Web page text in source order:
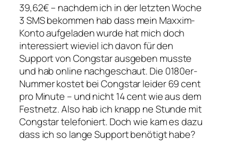
39,62€ – nachdem ich in der letzten Woche
3 SMS bekommen hab dass mein Maxxim-
Konto aufgeladen wurde hat mich doch
interessiert wieviel ich davon für den
Support von Congstar ausgeben musste
und hab online nachgeschaut. Die 0180er-
Nummer kostet bei Congstar leider 69 cent
pro Minute – und nicht 14 cent wie aus dem
Festnetz. Also hab ich knapp ne Stunde mit
Congstar telefoniert. Doch wie kam es dazu
dass ich so lange Support benötigt habe?